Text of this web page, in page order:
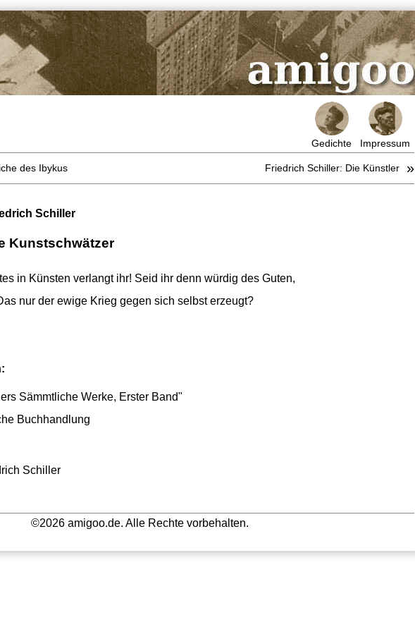
Gedichte Impressum
des Ibykus Friedrich Schiller: Die Künstler »
Schiller
Kunstschwätzer
in Künsten verlangt ihr! Seid ihr denn würdig des Guten,
nur der ewige Krieg gegen sich selbst erzeugt?
Sämmtliche Werke, Erster Band"
Buchhandlung
Schiller
©2026 amigoo.de. Alle Rechte vorbehalten.